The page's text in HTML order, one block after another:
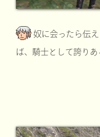
奴に会ったら伝
ば、騎士として誇りあ